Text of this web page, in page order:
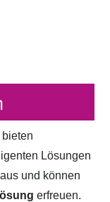
bieten
Lösungen
und können
erfreuen.